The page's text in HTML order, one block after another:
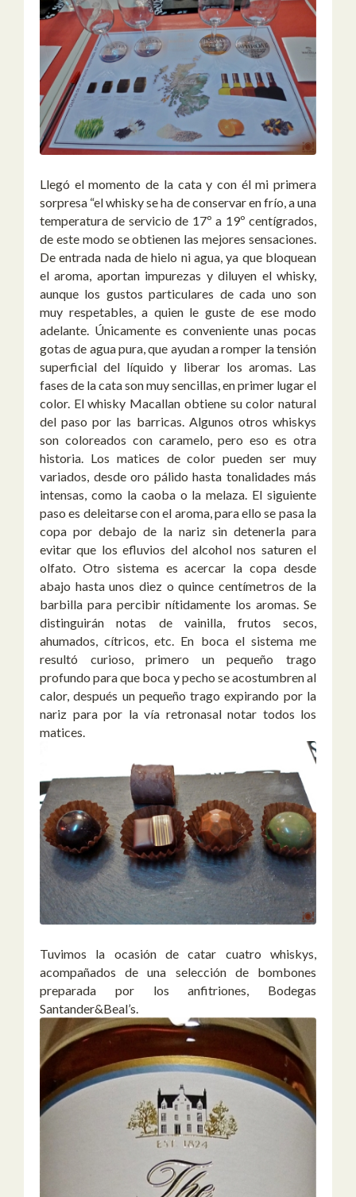
Llegó el momento de la cata y con él mi primera
sorpresa “el whisky se ha de conservar en frío, a una
temperatura de servicio de 17º a 19º centígrados,
de este modo se obtienen las mejores sensaciones.
De entrada nada de hielo ni agua, ya que bloquean
el aroma, aportan impurezas y diluyen el whisky,
aunque los gustos particulares de cada uno son
muy respetables, a quien le guste de ese modo
adelante. Únicamente es conveniente unas pocas
gotas de agua pura, que ayudan a romper la tensión
superficial del líquido y liberar los aromas. Las
fases de la cata son muy sencillas, en primer lugar el
color. El whisky Macallan obtiene su color natural
del paso por las barricas. Algunos otros whiskys
son coloreados con caramelo, pero eso es otra
historia. Los matices de color pueden ser muy
variados, desde oro pálido hasta tonalidades más
intensas, como la caoba o la melaza. El siguiente
paso es deleitarse con el aroma, para ello se pasa la
copa por debajo de la nariz sin detenerla para
evitar que los efluvios del alcohol nos saturen el
olfato. Otro sistema es acercar la copa desde
abajo hasta unos diez o quince centímetros de la
barbilla para percibir nítidamente los aromas. Se
distinguirán notas de vainilla, frutos secos,
ahumados, cítricos, etc. En boca el sistema me
resultó curioso, primero un pequeño trago
profundo para que boca y pecho se acostumbren al
calor, después un pequeño trago expirando por la
nariz para por la vía retronasal notar todos los
matices.
Tuvimos la ocasión de catar cuatro whiskys,
acompañados de una selección de bombones
preparada por los anfitriones, Bodegas
Santander&Beal’s.